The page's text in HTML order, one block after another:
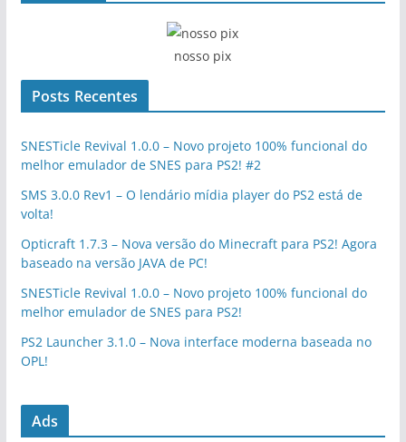
nosso pix
Posts Recentes
SNESTicle Revival 1.0.0 – Novo projeto 100% funcional do
melhor emulador de SNES para PS2! #2
SMS 3.0.0 Rev1 – O lendário mídia player do PS2 está de
volta!
Opticraft 1.7.3 – Nova versão do Minecraft para PS2! Agora
baseado na versão JAVA de PC!
SNESTicle Revival 1.0.0 – Novo projeto 100% funcional do
melhor emulador de SNES para PS2!
PS2 Launcher 3.1.0 – Nova interface moderna baseada no
OPL!
Ads